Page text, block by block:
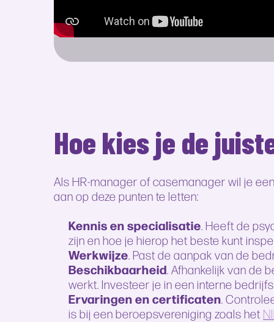
Hoe kies je de
Als HR-manager of casemanager wil je
aan op deze punten te letten:
Kennis en specialisatie. Heeft de
zijn en hoe je hierop het beste kunt
Werkwijze. Past de aanpak van de
Beschikbaarheid. Afhankelijk van de
werkt. Investeer je in een interne
Ervaringen en certificaten.
is bij een beroepsvereniging zoals het